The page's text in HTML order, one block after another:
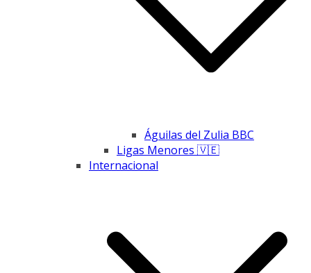
Águilas del Zulia BBC
Ligas Menores 🇻🇪
Internacional